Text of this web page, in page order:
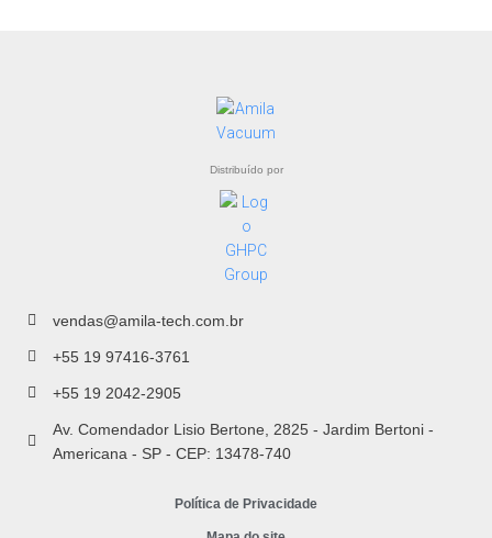
Distribuído por
vendas@amila-tech.com.br
+55 19 97416-3761
+55 19 2042-2905
Av. Comendador Lisio Bertone, 2825 - Jardim Bertoni -
Americana - SP - CEP: 13478-740
Política de Privacidade